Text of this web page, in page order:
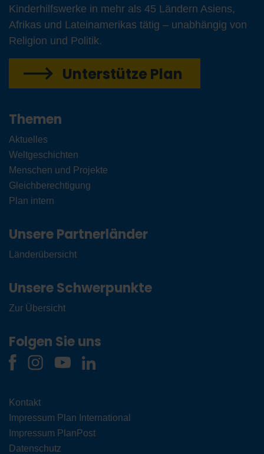
Kinderhilfswerke in mehr als 45 Ländern Asiens,
Afrikas und Lateinamerikas tätig – unabhängig von
Religion und Politik.
Unterstütze Plan
Themen
Aktuelles
Weltgeschichten
Menschen und Projekte
Gleichberechtigung
Plan intern
Unsere Partnerländer
Länderübersicht
Unsere Schwerpunkte
Zur Übersicht
Folgen Sie uns
Kontakt
Impressum Plan International
Impressum PlanPost
Datenschutz